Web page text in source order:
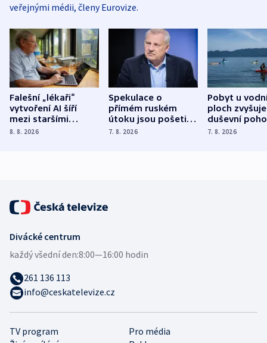
veřejnými médii, členy Eurovize.
Falešní „lékaři“
vytvoření AI šíří
mezi staršími
Poláky nebezpečné
8. 8. 2026
Spekulace o
přímém ruském
útoku jsou pošetilé,
míní estonský
7. 8. 2026
Pobyt u
ploch zvyšuje
duševní
ukázala
7. 8. 2026
TV program
Pro média
Divácké centrum
každý všední den:8:00—16:00 hodin
261 136 113
info@ceskatelevize.cz